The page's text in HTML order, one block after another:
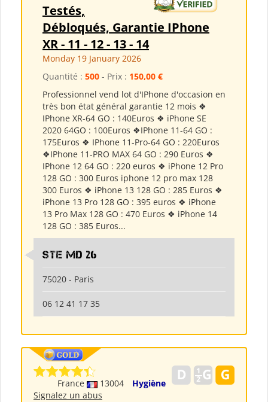
Testés,
Débloqués, Garantie IPhone
XR - 11 - 12 - 13 - 14
Monday 19 January 2026
Quantité : 500 - Prix : 150,00 €
Professionnel vend lot d'IPhone d'occasion en
très bon état général garantie 12 mois ❖
IPhone XR-64 GO : 140Euros ❖ iPhone SE
2020 64GO : 100Euros ❖IPhone 11-64 GO :
175Euros ❖ IPhone 11-Pro-64 GO : 220Euros
❖IPhone 11-PRO MAX 64 GO : 290 Euros ❖
IPhone 12 64 GO : 220 euros ❖ iPhone 12 Pro
128 GO : 300 Euros iphone 12 pro max 128
300 Euros ❖ iPhone 13 128 GO : 285 Euros ❖
iPhone 13 Pro 128 GO : 395 euros ❖ iPhone
13 Pro Max 128 GO : 470 Euros ❖ iPhone 14
128 GO : 385 Euros...
Ste md 26
75020 - Paris
06 12 41 17 35
France 13004
Hygiène
Signalez un abus